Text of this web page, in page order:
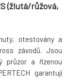
(žlutá/růžová,
otestovány a
závodů. Jsou
průzor a řízenou
garantují